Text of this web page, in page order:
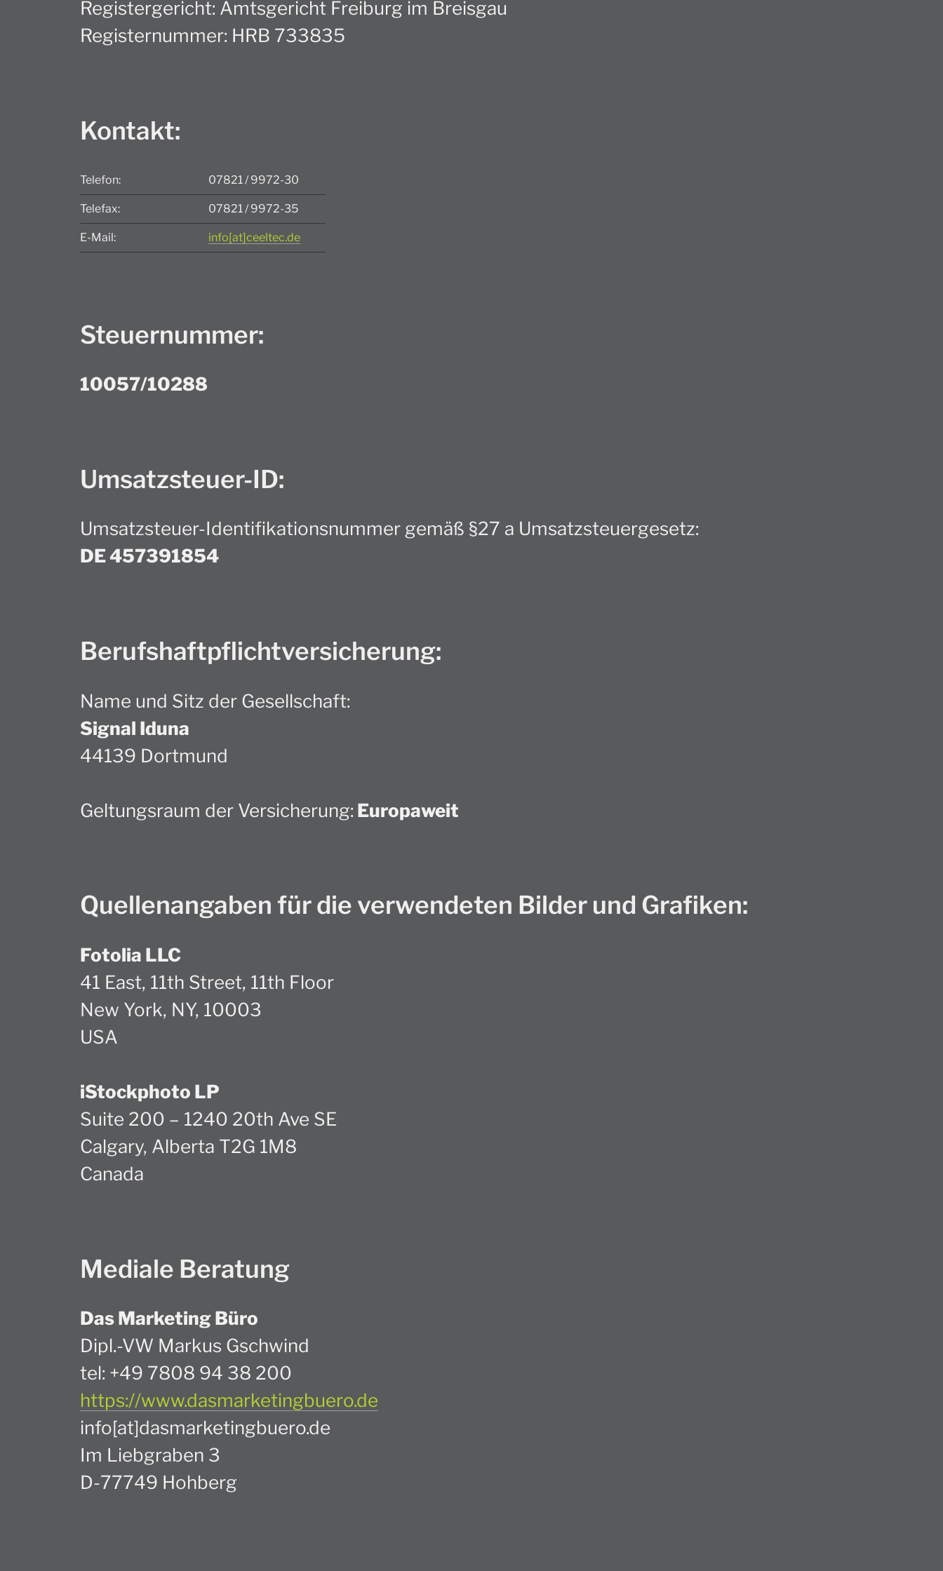
Registergericht: Amtsgericht Freiburg im Breisgau
Registernummer: HRB 733835
Kontakt:
Telefon: 07821 / 9972-30
Telefax: 07821 / 9972-35
E-Mail: info[at]ceeltec.de
Steuernummer:
10057/10288
Umsatzsteuer-ID:
Umsatzsteuer-Identifikationsnummer gemäß §27 a Umsatzsteuergesetz:
DE 457391854
Berufshaftpflichtversicherung:
Name und Sitz der Gesellschaft:
Signal Iduna
44139 Dortmund
Geltungsraum der Versicherung: Europaweit
Quellenangaben für die verwendeten Bilder und Grafiken:
Fotolia LLC
41 East, 11th Street, 11th Floor
New York, NY, 10003
USA
iStockphoto LP
Suite 200 – 1240 20th Ave SE
Calgary, Alberta T2G 1M8
Canada
Mediale Beratung
Das Marketing Büro
Dipl.-VW Markus Gschwind
tel: +49 7808 94 38 200
https://www.dasmarketingbuero.de
info[at]dasmarketingbuero.de
Im Liebgraben 3
D-77749 Hohberg